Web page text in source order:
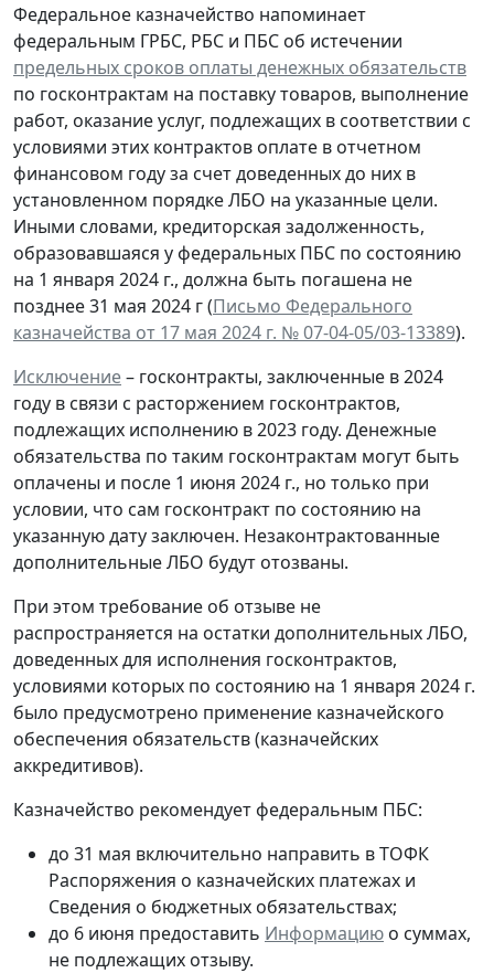
Федеральное казначейство напоминает
федеральным ГРБС, РБС и ПБС об истечении
предельных сроков оплаты денежных обязательств
по госконтрактам на поставку товаров, выполнение
работ, оказание услуг, подлежащих в соответствии с
условиями этих контрактов оплате в отчетном
финансовом году за счет доведенных до них в
установленном порядке ЛБО на указанные цели.
Иными словами, кредиторская задолженность,
образовавшаяся у федеральных ПБС по состоянию
на 1 января 2024 г., должна быть погашена не
позднее 31 мая 2024 г (Письмо Федерального
казначейства от 17 мая 2024 г. № 07-04-05/03-13389).
Исключение– госконтракты, заключенные в 2024
году в связи с расторжением госконтрактов,
подлежащих исполнению в 2023 году. Денежные
обязательства по таким госконтрактам могут быть
оплачены и после 1 июня 2024 г., но только при
условии, что сам госконтракт по состоянию на
указанную дату заключен. Незаконтрактованные
дополнительные ЛБО будут отозваны.
При этом требование об отзыве не
распространяется на остатки дополнительных ЛБО,
доведенных для исполнения госконтрактов,
условиями которых по состоянию на 1 января 2024 г.
было предусмотрено применение казначейского
обеспечения обязательств (казначейских
аккредитивов).
Казначейство рекомендует федеральным ПБС:
до 31 мая включительно направить в ТОФК
Распоряжения о казначейских платежах и
Сведения о бюджетных обязательствах;
до 6 июня предоставить Информацию о суммах,
не подлежащих отзыву.